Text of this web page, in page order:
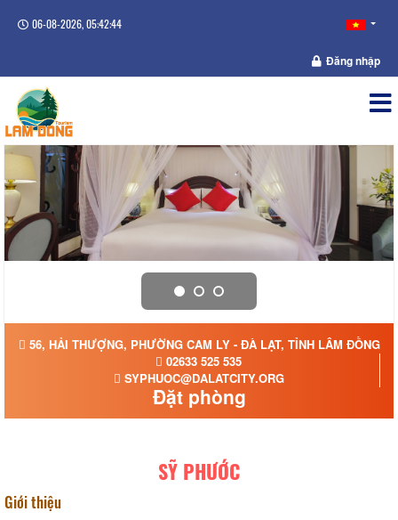
06-08-2026, 05:42:45
Đăng nhập
56, HẢI THƯỢNG, PHƯỜNG CAM LY - ĐÀ LẠT, TỈNH LÂM ĐỒNG
02633 525 535
SYPHUOC@DALATCITY.ORG
Đặt phòng
SỸ PHƯỚC
Giới thiệu